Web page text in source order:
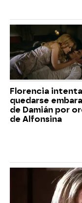
Florencia intenta
quedarse
de Damián por
de Alfonsina